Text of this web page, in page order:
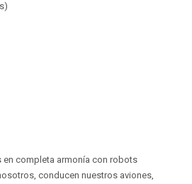
en completa armonía con robots
conducen nuestros aviones,